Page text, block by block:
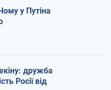
у Путіна
дружба
Росії від